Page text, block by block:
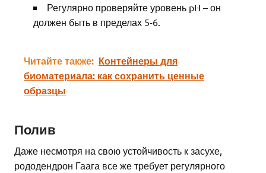
Регулярно проверяйте уровень pH – он
должен быть в пределах 5-6.
Читайте также: Контейнеры для
биоматериала: как сохранить ценные
образцы
Полив
Даже несмотря на свою устойчивость к засухе,
рододендрон Гаага все же требует регулярного